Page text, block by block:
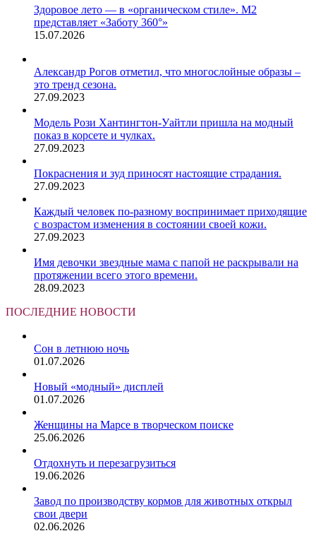
Здоровое лето — в «органическом стиле». М2
представляет «Заботу 360°»
15.07.2026
Александр Рогов отметил, что многослойные образы –
это тренд сезона.
27.09.2023
Модель Рози Хантингтон-Уайтли пришла на модный
показ в корсете и чулках.
27.09.2023
Покраснения и зуд приносят настоящие страдания.
27.09.2023
Каждый человек по-разному воспринимает приходящие
с возрастом изменения в состоянии своей кожи.
27.09.2023
Имя девочки звездные мама с папой не раскрывали на
протяжении всего этого времени.
28.09.2023
ПОСЛЕДНИЕ НОВОСТИ
Сон в летнюю ночь
01.07.2026
Новый «модный» дисплей
01.07.2026
Женщины на Марсе в творческом поиске
25.06.2026
Отдохнуть и перезагрузиться
19.06.2026
Завод по производству кормов для животных открыл
свои двери
02.06.2026